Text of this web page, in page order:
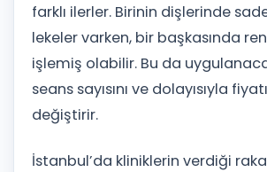
farklı ilerler. Birinin dişlerinde
lekeler varken, bir başkasında
işlemiş olabilir. Bu da
seans sayısını ve dolayısıyla
değiştirir.
İstanbul’da kliniklerin verdiği